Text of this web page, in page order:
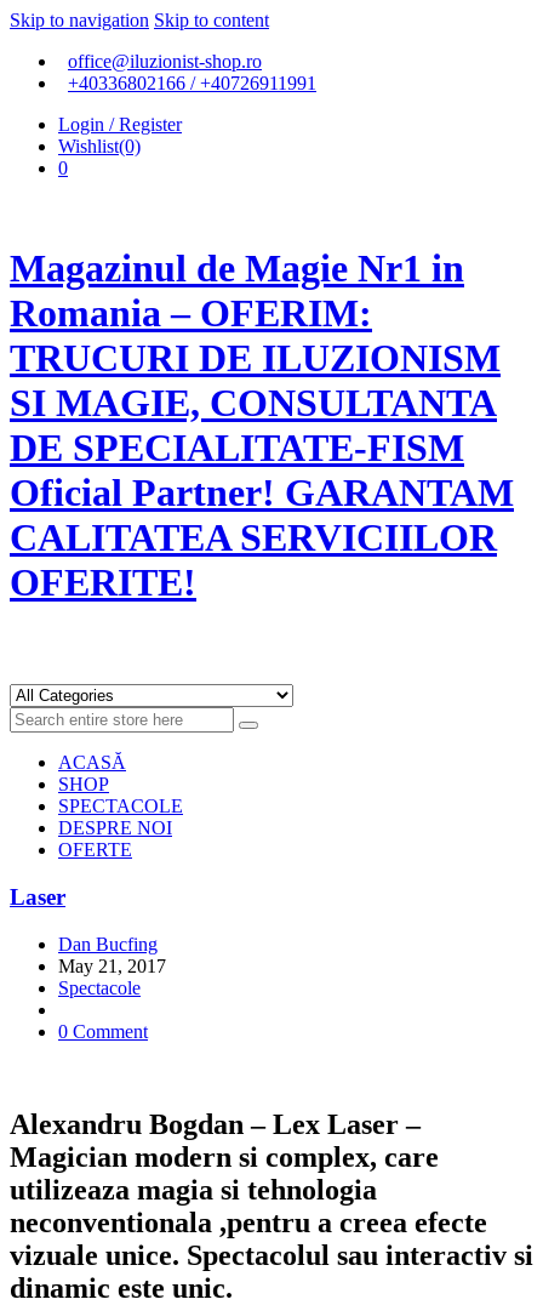
Skip to navigation Skip to content
office@iluzionist-shop.ro
+40336802166 / +40726911991
Login / Register
Wishlist(0)
0
Magazinul de Magie Nr1 in
Romania – OFERIM:
TRUCURI DE ILUZIONISM
SI MAGIE, CONSULTANTA
DE SPECIALITATE-FISM
Oficial Partner! GARANTAM
CALITATEA SERVICIILOR
OFERITE!
ACASĂ
SHOP
SPECTACOLE
DESPRE NOI
OFERTE
Laser
Dan Bucfing
May 21, 2017
Spectacole
0 Comment
Alexandru Bogdan – Lex Laser –
Magician modern si complex, care
utilizeaza magia si tehnologia
neconventionala ,pentru a creea efecte
vizuale unice. Spectacolul sau interactiv si
dinamic este unic.